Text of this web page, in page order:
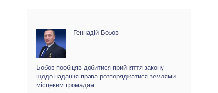
Геннадій Бобов
Бобов пообіцяв добитися прийняття закону
щодо надання права розпоряджатися землями
місцевим громадам